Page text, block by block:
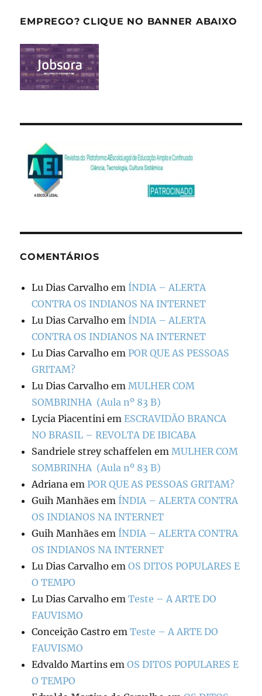
EMPREGO? CLIQUE NO BANNER ABAIXO
COMENTÁRIOS
Lu Dias Carvalho em ÍNDIA – ALERTA
CONTRA OS INDIANOS NA INTERNET
Lu Dias Carvalho em ÍNDIA – ALERTA
CONTRA OS INDIANOS NA INTERNET
Lu Dias Carvalho em POR QUE AS PESSOAS
GRITAM?
Lu Dias Carvalho em MULHER COM
SOMBRINHA (Aula nº 83 B)
Lycia Piacentini emESCRAVIDÃO BRANCA
NO BRASIL – REVOLTA DE IBICABA
Sandriele strey schaffelen em MULHER COM
SOMBRINHA (Aula nº 83 B)
Adriana em POR QUE AS PESSOAS GRITAM?
Guih Manhães em ÍNDIA – ALERTA CONTRA
OS INDIANOS NA INTERNET
Guih Manhães em ÍNDIA – ALERTA CONTRA
OS INDIANOS NA INTERNET
Lu Dias Carvalho emOS DITOS POPULARES E
O TEMPO
Lu Dias Carvalho emTeste – A ARTE DO
FAUVISMO
Conceição Castro emTeste – A ARTE DO
FAUVISMO
Edvaldo Martins emOS DITOS POPULARES E
O TEMPO